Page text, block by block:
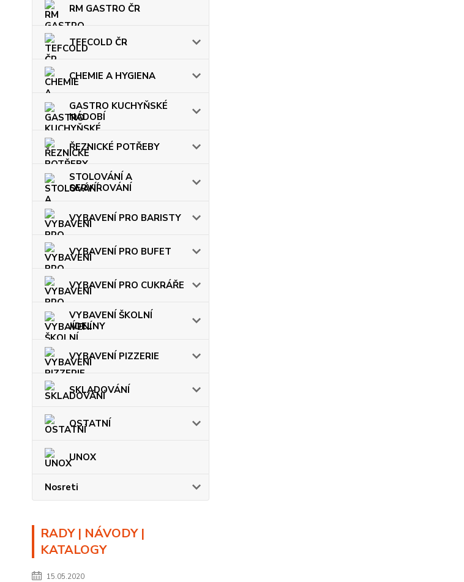
RM GASTRO ČR
TEFCOLD ČR
CHEMIE A HYGIENA
GASTRO KUCHYŇSKÉ
NÁDOBÍ
ŘEZNICKÉ POTŘEBY
STOLOVÁNÍ A
SERVÍROVÁNÍ
VYBAVENÍ PRO BARISTY
VYBAVENÍ PRO BUFET
VYBAVENÍ PRO CUKRÁŘE
VYBAVENÍ ŠKOLNÍ
JÍDELNY
VYBAVENÍ PIZZERIE
SKLADOVÁNÍ
OSTATNÍ
UNOX
Nosreti
RADY | NÁVODY |
KATALOGY
15.05.2020